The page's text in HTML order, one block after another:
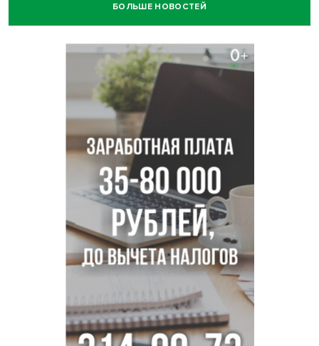
Африканский врач поразил новосибирцев в травмпункте
Покрытие рулежных дорожек обновили в аэропорту
Толмачево по нацпроекту
В Новосибирске зафиксирован рост заболеваемости
энтеровирусной инфекцией
В Новосибирске осудили внука за продажу дедова ружья
БОЛЬШЕ НОВОСТЕЙ